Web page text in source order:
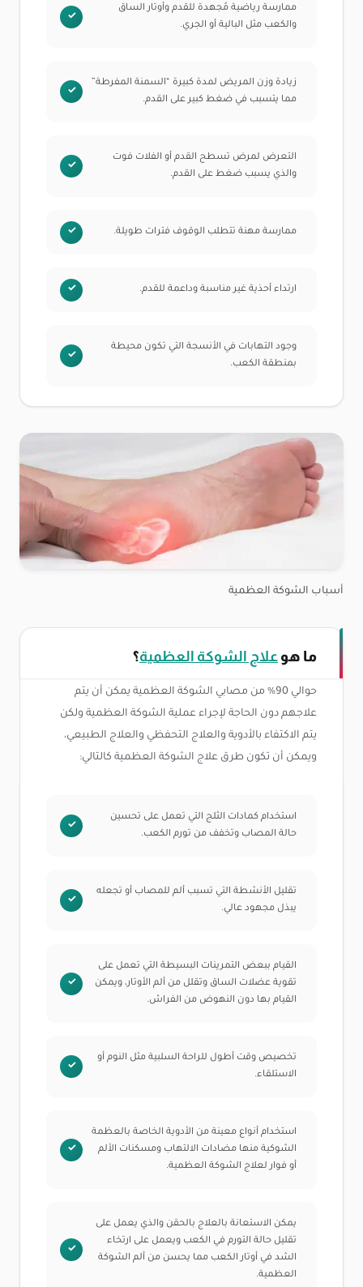
ممارسة رياضية مُجهدة للقدم وأوتار الساق
والكعب مثل البالية أو الجري.
زيادة وزن المريض لمدة كبيرة “السمنة المفرطة”
مما يتسبب في ضغط كبير على القدم.
التعرض لمرض تسطح القدم أو الفلات فوت
والذي يسبب ضغط على القدم.
ممارسة مهنة تتطلب الوقوف فترات طويلة.
ارتداء أحذية غير مناسبة وداعمة للقدم.
وجود التهابات في الأنسجة التي تكون محيطة
بمنطقة الكعب.
أسباب الشوكة العظمية
ما هو علاج الشوكة العظمية؟
حوالي 90% من مصابي الشوكة العظمية يمكن أن يتم
علاجهم دون الحاجة لإجراء عملية الشوكة العظمية ولكن
يتم الاكتفاء بالأدوية والعلاج التحفظي والعلاج الطبيعي،
ويمكن أن تكون طرق علاج الشوكة العظمية كالتالي:
استخدام كمادات الثلج التي تعمل على تحسين
حالة المصاب وتخفف من تورم الكعب.
تقليل الأنشطة التي تسبب ألم للمصاب أو تجعله
يبذل مجهود عالي.
القيام ببعض التمرينات البسيطة التي تعمل على
تقوية عضلات الساق وتقلل من ألم الأوتار، ويمكن
القيام بها دون النهوض من الفراش.
تخصيص وقت أطول للراحة السلبية مثل النوم أو
الاستلقاء.
استخدام أنواع معينة من الأدوية الخاصة بالعظمة
الشوكية منها مضادات الالتهاب ومسكنات الألم
أو فوار لعلاج الشوكة العظمية.
يمكن الاستعانة بالعلاج بالحقن والذي يعمل على
تقليل حالة التورم في الكعب ويعمل على ارتخاء
الشد في أوتار الكعب مما يحسن من ألم الشوكة
العظمية.